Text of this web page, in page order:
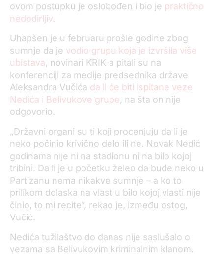
ovom postupku je oslobođen i bio je praktično
nedodirljiv.
Uhapšen je u februaru prošle godine zbog
sumnje da je vodio grupu koja je izvršila više
ubistava, novinari KRIK-a pitali su na
konferenciji za medije predsednika države
Aleksandra Vučića da li će biti ispitane veze
Nedića i Belivukove grupe, na šta on nije
odgovorio.
„Državni organi su ti koji procenjuju da li je
neko počinio krivično delo ili ne. Novak Nedić
godinama nije ni na stadionu ni na bilo kojoj
tribini. Da li je u početku želeo da bude neko u
Partizanu nema nikakve sumnje – a ko to
prilikom dolaska na vlast u bilo kojoj vlasti nije
činio, to mi recite“, rekao je, između ostog,
Vučić.
Nedića tužilaštvo do danas nije saslušalo o
vezama sa Belivukovim kriminalnim klanom.